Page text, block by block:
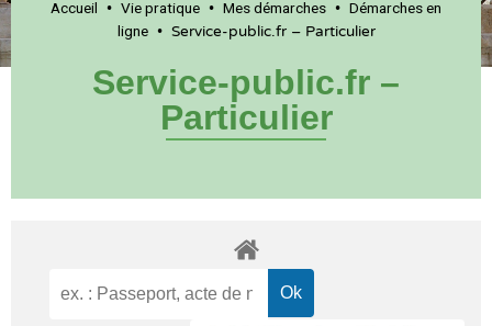
Accueil • Vie pratique • Mes démarches • Démarches en
ligne• Service-public.fr – Particulier
Service-public.fr –
Particulier